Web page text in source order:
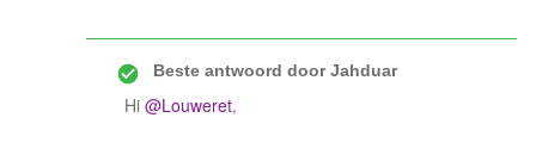
Beste antwoord doorJahduar
Hi @Louweret,